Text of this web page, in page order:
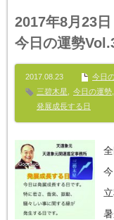
2017年8月23
今日の運勢
2017.08.23
今日
三碧木星
今日の運勢
発展成長する日